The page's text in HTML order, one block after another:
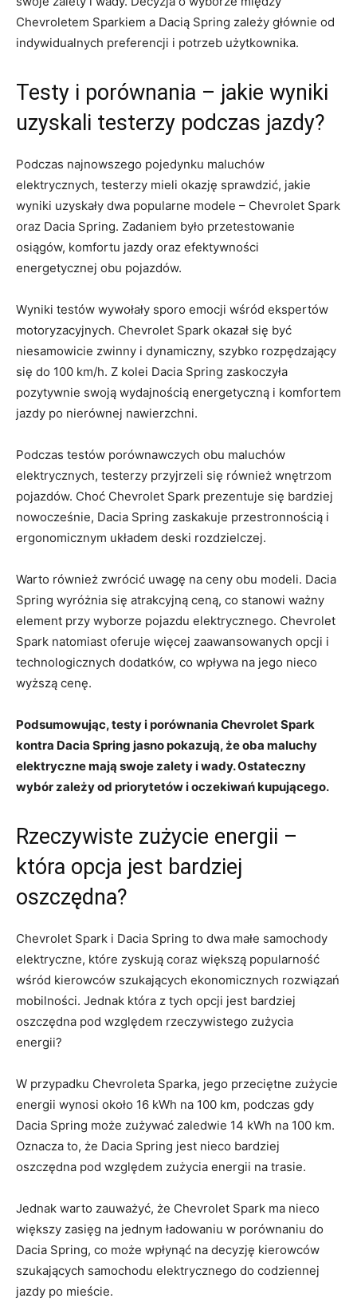
Chevroletem Sparkiem ​a Dacią⁤ Spring zależy głównie od
⁣indywidualnych ‍preferencji i potrzeb użytkownika.
Testy ⁤i‌ porównania –​ jakie wyniki
uzyskali‍ testerzy podczas jazdy?
Podczas najnowszego pojedynku maluchów
elektrycznych,⁢ testerzy mieli‍ okazję sprawdzić, jakie
wyniki⁢ uzyskały dwa popularne modele – ​Chevrolet Spark
oraz Dacia Spring.‌ Zadaniem było przetestowanie
osiągów,‌ komfortu jazdy‌ oraz efektywności⁢
energetycznej obu pojazdów.
Wyniki testów ​wywołały sporo emocji⁢ wśród⁢ ekspertów
motoryzacyjnych. Chevrolet Spark okazał ⁢się ⁤być
niesamowicie zwinny ⁢i ‌dynamiczny, ‌szybko rozpędzający
się do 100 km/h.​ Z⁤ kolei ‍Dacia Spring zaskoczyła
pozytywnie swoją wydajnością energetyczną i komfortem
jazdy po ​nierównej nawierzchni.
Podczas​ testów porównawczych obu​ maluchów ​
elektrycznych, testerzy przyjrzeli⁣ się również wnętrzom
pojazdów. Choć ‍Chevrolet⁤ Spark prezentuje się bardziej
nowocześnie, Dacia Spring zaskakuje‌ przestronnością i
ergonomicznym układem​ deski rozdzielczej.
Warto ⁤również⁤ zwrócić uwagę ​na ⁢ceny ⁢obu ‌modeli. Dacia
Spring ‌wyróżnia się atrakcyjną ceną,⁣ co stanowi ważny
element przy wyborze ⁣pojazdu elektrycznego. Chevrolet
Spark natomiast oferuje ⁤więcej ⁤zaawansowanych opcji i
technologicznych ​dodatków, co wpływa na ⁢jego nieco
wyższą ​cenę.
Podsumowując, testy i ⁢porównania⁤ Chevrolet Spark
kontra Dacia Spring⁤ jasno⁣ pokazują, że oba maluchy
elektryczne mają swoje⁢ zalety ⁣i ⁣wady.⁢ Ostateczny
wybór ‍zależy od ​priorytetów ⁤i​ oczekiwań ‌kupującego.
Rzeczywiste zużycie energii ‌–
która opcja jest bardziej
oszczędna?
Chevrolet⁣ Spark ⁤i‌ Dacia Spring to dwa małe ‌samochody
elektryczne, które zyskują coraz większą⁤ popularność
wśród⁤ kierowców szukających ekonomicznych rozwiązań
⁤mobilności. Jednak która z⁤ tych opcji jest bardziej
⁤oszczędna pod względem ‍rzeczywistego ⁣zużycia
energii?
W przypadku‌ Chevroleta‍ Sparka, jego przeciętne zużycie
energii wynosi około ⁤16 kWh na 100⁤ km,‌ podczas‍ gdy
Dacia Spring może ‍zużywać zaledwie 14 kWh na⁣ 100 ⁤km.
Oznacza to, że Dacia Spring ⁢jest nieco bardziej
‍oszczędna ‌pod​ względem zużycia energii na​ trasie.
Jednak warto ⁢zauważyć, że Chevrolet Spark ⁤ma ​nieco
większy⁣ zasięg na jednym ładowaniu w ⁤porównaniu ‍do‌
Dacia Spring, co może wpłynąć na decyzję kierowców
szukających samochodu⁢ elektrycznego do codziennej
jazdy po mieście.